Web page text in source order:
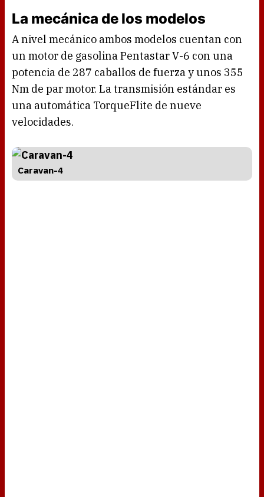
La mecánica de los modelos
A nivel mecánico ambos modelos cuentan con
un motor de gasolina Pentastar V-6 con una
potencia de 287 caballos de fuerza y unos 355
Nm de par motor. La transmisión estándar es
una automática TorqueFlite de nueve
velocidades.
Caravan-4